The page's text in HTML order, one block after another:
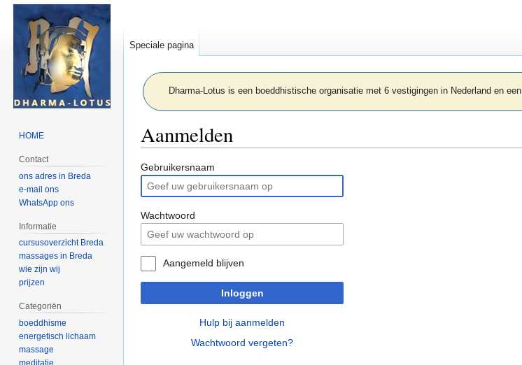
Dharma-Lotus is een boeddhistische organisatie met 6 vestigingen in Nederland en een
Aanmelden
Naar
navigatie
springen
Naar
zoeken
springen
Gebruikersnaam
Wachtwoord
Aangemeld blijven
Inloggen
Hulp bij aanmelden
Wachtwoord vergeten?
Speciale pagina
HOME
Contact
ons adres in Breda
e-mail ons
WhatsApp ons
Informatie
cursusoverzicht Breda
massages in Breda
wie zijn wij
prijzen
Categoriën
boeddhisme
energetisch lichaam
massage
meditatie